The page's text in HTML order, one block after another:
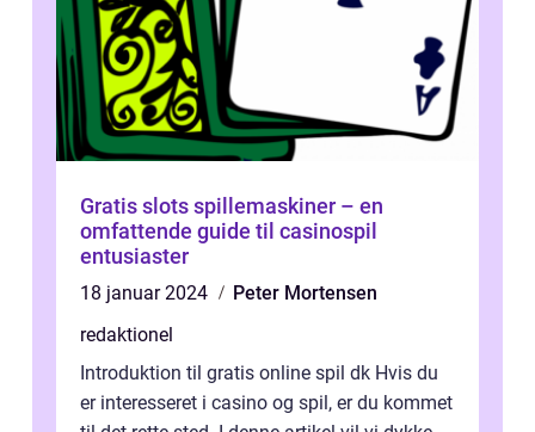
Gratis slots spillemaskiner – en
omfattende guide til casinospil
entusiaster
18 januar 2024
Peter Mortensen
redaktionel
Introduktion til gratis online spil dk Hvis du
er interesseret i casino og spil, er du kommet